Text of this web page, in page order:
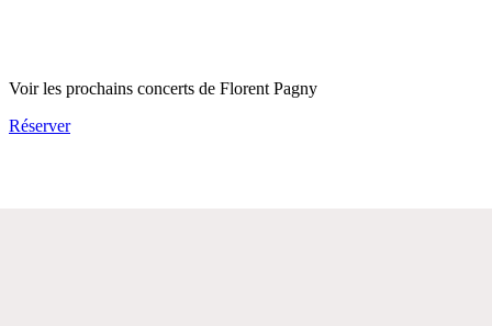
Voir les prochains concerts de Florent Pagny
Réserver